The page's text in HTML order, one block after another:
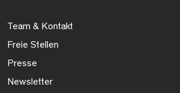
Team & Kontakt
Freie Stellen
Presse
Newsletter